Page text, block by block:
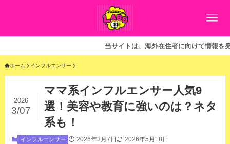
当サイトは、海外在住者に向けて情報を発信してい
ホーム インフルエンサー
ママ系インフルエンサー人気9
選！美容や教育に強いのは？ネタ
系も！
2026
3/07
インフルエンサー 2026年3月7日 2026年5月18日